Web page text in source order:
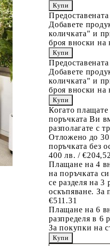
Добавете
количката" и
броя вноски на
Добавете
количката" и
броя вноски на
Когато
поръчката Ви
разполагате с
Отложено до
поръчката без
400 лв. / €204,52
Плащане на 4
на поръчката
се разделя на 3
оскъпяване. За
€511.31
Плащане на 6
разпределя в 6
За покупки на